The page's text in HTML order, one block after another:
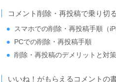
コメント削除・再投稿で乗り切
スマホでの削除・再投稿手順（
PCでの削除・再投稿手順
削除・再投稿のデメリットと対策
いいね！がもらえるコメントの